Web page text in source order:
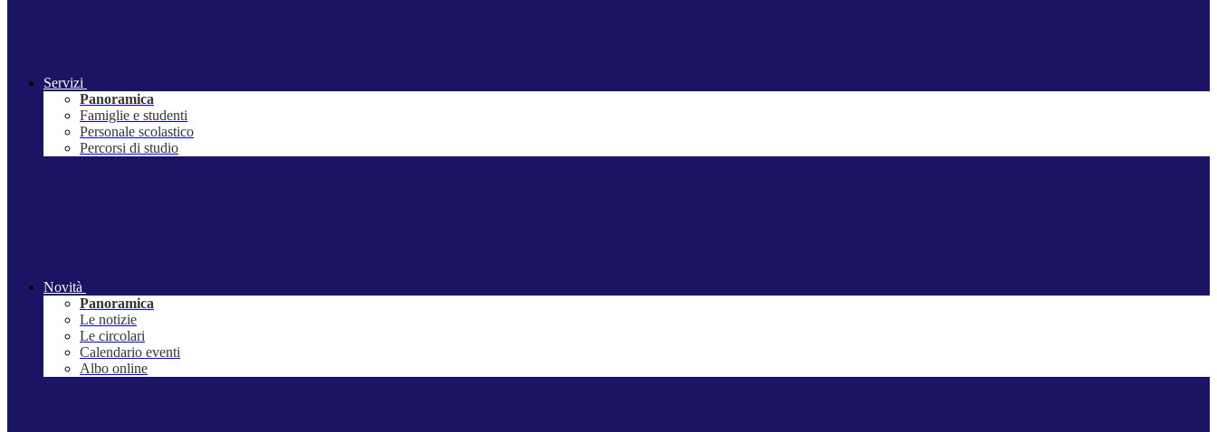
Servizi
Panoramica
Famiglie e studenti
Personale scolastico
Percorsi di studio
Novità
Panoramica
Le notizie
Le circolari
Calendario eventi
Albo online